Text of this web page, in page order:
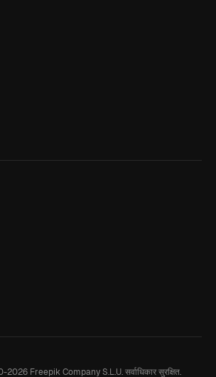
2026Freepik Company S.L.U. सर्वाधिकार सुरक्षित.